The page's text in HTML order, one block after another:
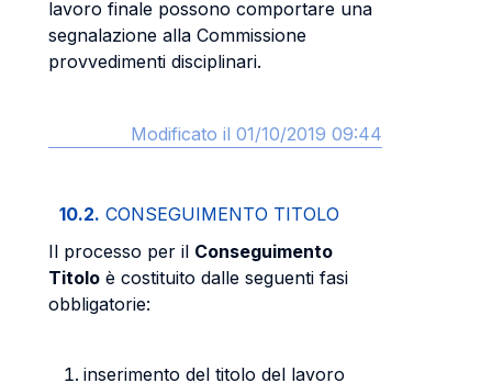
lavoro finale possono comportare una
segnalazione alla Commissione
provvedimenti disciplinari.
Modificato il 01/10/2019 09:44
10.2. CONSEGUIMENTO TITOLO
Il processo per il Conseguimento
Titolo è costituito dalle seguenti fasi
obbligatorie:
inserimento del titolo del lavoro